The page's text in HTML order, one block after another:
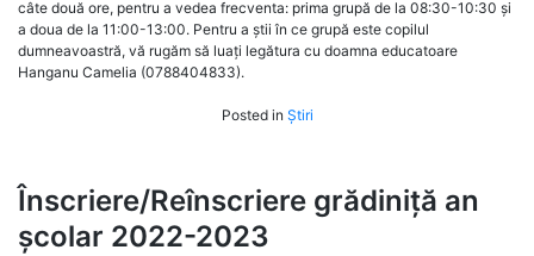
câte două ore, pentru a vedea frecventa: prima grupă de la 08:30-10:30 și
a doua de la 11:00-13:00. Pentru a știi în ce grupă este copilul
dumneavoastră, vă rugăm să luați legătura cu doamna educatoare
Hanganu Camelia (0788404833).
Posted in Știri
Înscriere/Reînscriere grădiniță an
școlar 2022-2023